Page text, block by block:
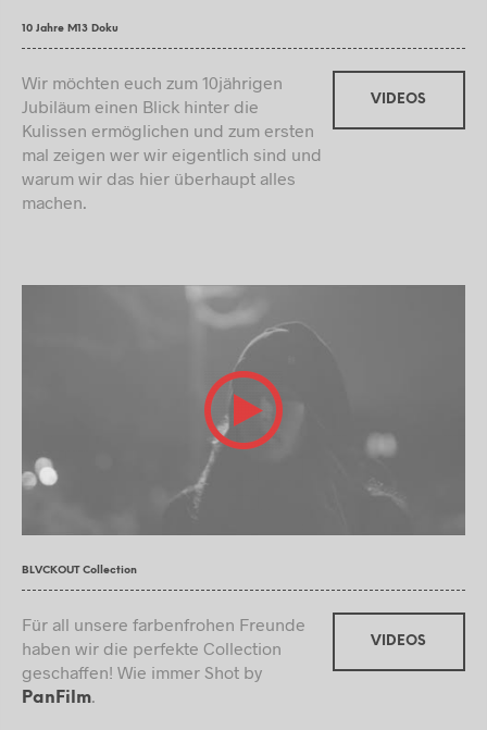
10 Jahre M13 Doku
Wir möchten euch zum 10jährigen
Jubiläum einen Blick hinter die
Kulissen ermöglichen und zum ersten
mal zeigen wer wir eigentlich sind und
warum wir das hier überhaupt alles
machen.
VIDEOS
BLVCKOUT Collection
Für all unsere farbenfrohen Freunde
haben wir die perfekte Collection
geschaffen! Wie immer Shot by
PanFilm
VIDEOS